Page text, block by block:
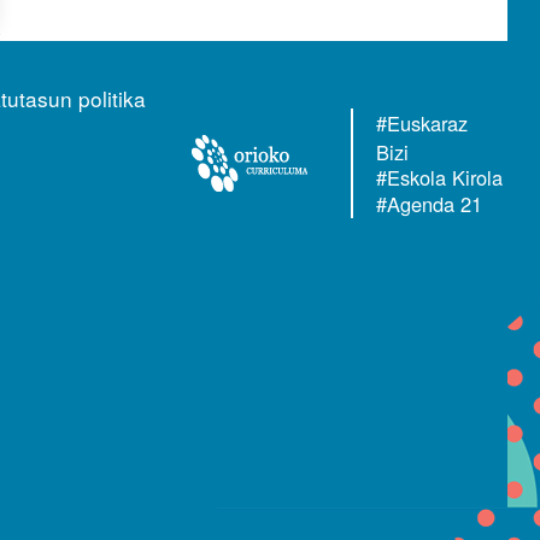
politika
#Euskaraz
Bizi
#Eskola Kirola
#Agenda 21